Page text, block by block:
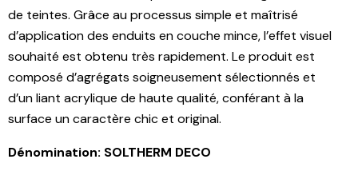
de teintes. Grâce au processus simple et maîtrisé
d’application des enduits en couche mince, l’effet visuel
souhaité est obtenu très rapidement. Le produit est
composé d’agrégats soigneusement sélectionnés et
d’un liant acrylique de haute qualité, conférant à la
surface un caractère chic et original.
Dénomination: SOLTHERM DECO